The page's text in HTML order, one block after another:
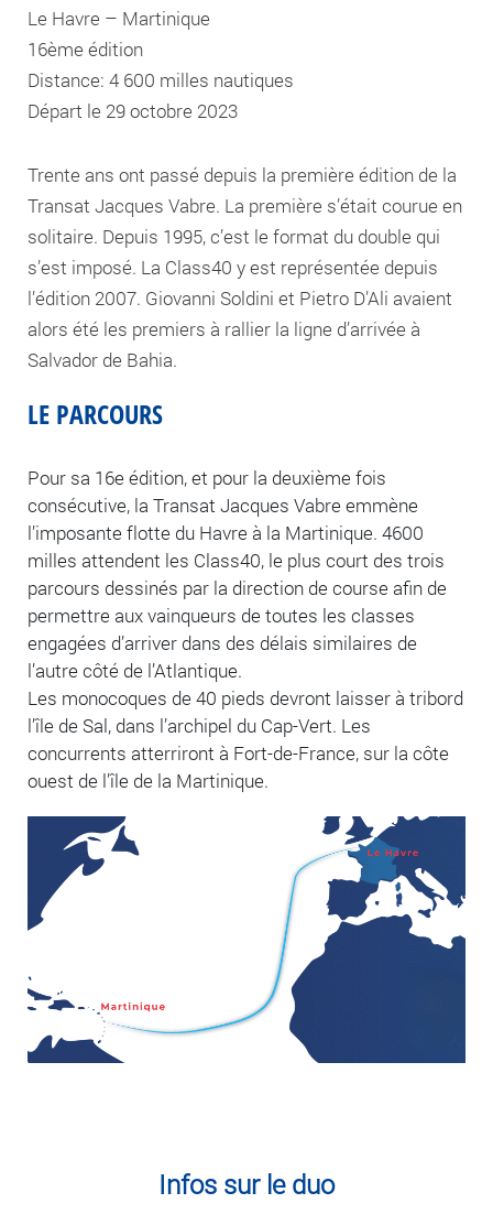
Le Havre – Martinique
16ème édition
Distance: 4 600 milles nautiques
Départ le 29 octobre 2023
Trente ans ont passé depuis la première édition de la
Transat Jacques Vabre. La première s’était courue en
solitaire. Depuis 1995, c’est le format du double qui
s’est imposé. La Class40 y est représentée depuis
l’édition 2007. Giovanni Soldini et Pietro D’Ali avaient
alors été les premiers à rallier la ligne d’arrivée à
Salvador de Bahia.
LE PARCOURS
Pour sa 16e édition, et pour la deuxième fois
consécutive, la Transat Jacques Vabre emmène
l’imposante flotte du Havre à la Martinique. 4600
milles attendent les Class40, le plus court des trois
parcours dessinés par la direction de course afin de
permettre aux vainqueurs de toutes les classes
engagées d’arriver dans des délais similaires de
l’autre côté de l’Atlantique.
Les monocoques de 40 pieds devront laisser à tribord
l’île de Sal, dans l’archipel du Cap-Vert. Les
concurrents atterriront à Fort-de-France, sur la côte
ouest de l’île de la Martinique.
Infos sur le duo